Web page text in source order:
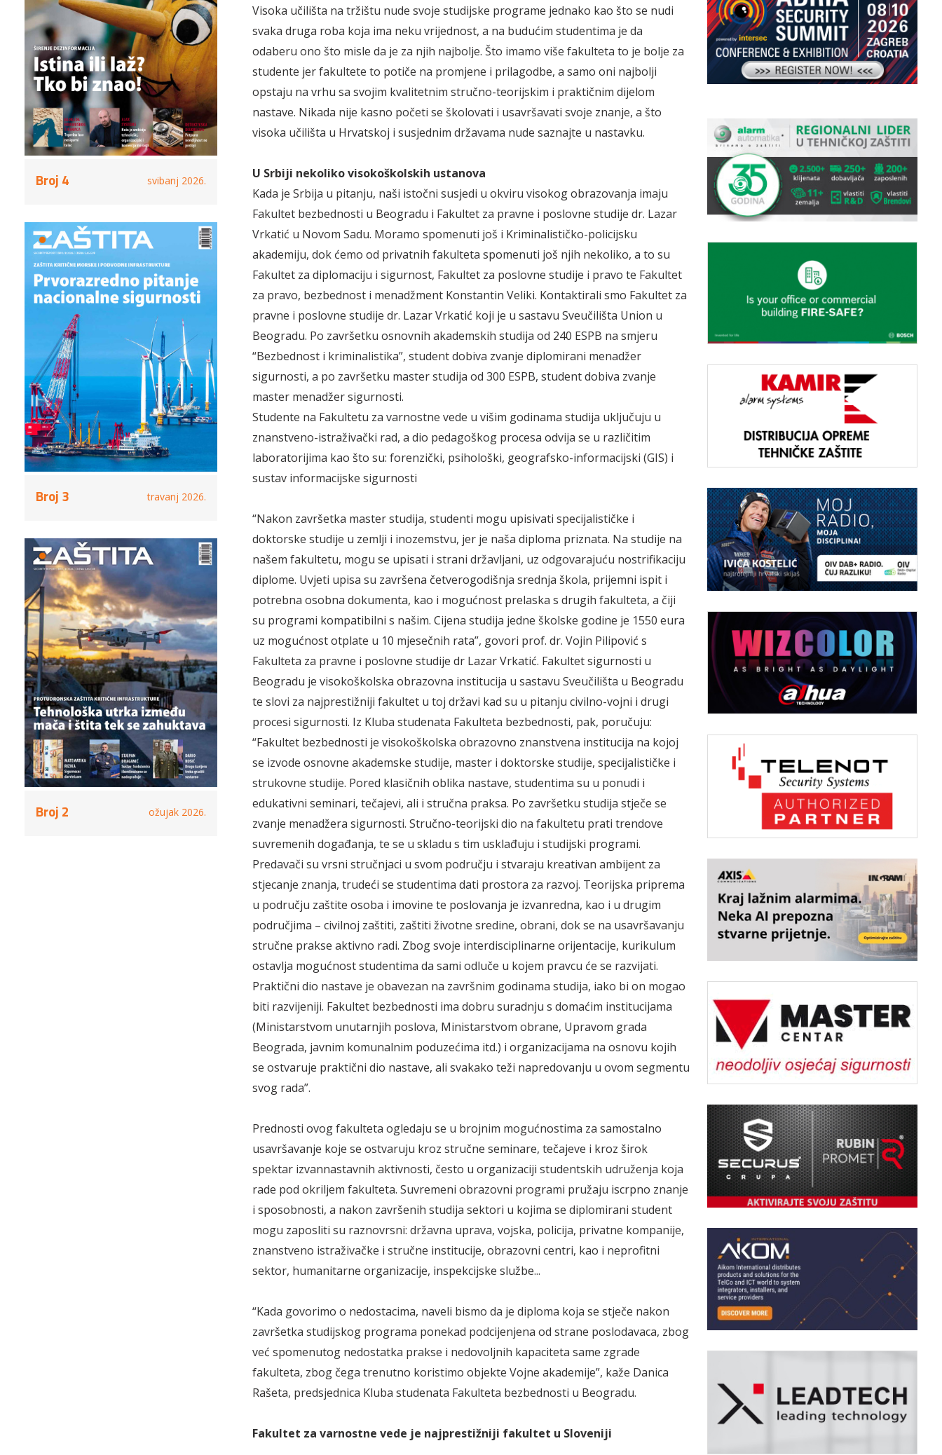
Broj 4 svibanj 2026.
Broj 3 travanj 2026.
Broj 2 ožujak 2026.
Visoka učilišta na tržištu nude svoje studijske programe jednako kao što se nudi
svaka druga roba koja ima neku vrijednost, a na budućim studentima je da
odaberu ono što misle da je za njih najbolje. Što imamo više fakulteta to je bolje za
studente jer fakultete to potiče na promjene i prilagodbe, a samo oni najbolji
opstaju na vrhu sa svojim kvalitetnim stručno-teorijskim i praktičnim dijelom
nastave. Nikada nije kasno početi se školovati i usavršavati svoje znanje, a što
visoka učilišta u Hrvatskoj i susjednim državama nude saznajte u nastavku.
U Srbiji nekolikovisokoškolskih ustanova
Kada je Srbija u pitanju, naši istočni susjedi u okviru visokog obrazovanja imaju
Fakultet bezbednosti u Beogradu i Fakultet za pravne i poslovne studije dr. Lazar
Vrkatić u Novom Sadu. Moramo spomenuti još i Kriminalističko-policijsku
akademiju, dok ćemo od privatnih fakulteta spomenuti još njih nekoliko, a to su
Fakultet za diplomaciju i sigurnost, Fakultet za poslovne studije i pravo te Fakultet
za pravo, bezbednost i menadžment Konstantin Veliki. Kontaktirali smo Fakultet za
pravne i poslovne studije dr. Lazar Vrkatić koji je u sastavu Sveučilišta Union u
Beogradu. Po završetku osnovnih akademskih studija od 240 ESPB na smjeru
“Bezbednost i kriminalistika”, student dobiva zvanje diplomirani menadžer
sigurnosti, a po završetku master studija od 300 ESPB, student dobiva zvanje
master menadžer sigurnosti.
Studente na Fakultetu za varnostne vede u višim godinama studija uključuju u
znanstveno-istraživački rad, a dio pedagoškog procesa odvija se u različitim
laboratorijima kao što su: forenzički, psihološki, geografsko-informacijski (GIS) i
sustav informacijske sigurnosti
“Nakon završetka master studija, studenti mogu upisivati specijalističke i
doktorske studije u zemlji i inozemstvu, jer je naša diploma priznata. Na studije na
našem fakultetu, mogu se upisati i strani državljani, uz odgovarajuću nostrifikaciju
diplome. Uvjeti upisa su završena četverogodišnja srednja škola, prijemni ispit i
potrebna osobna dokumenta, kao i mogućnost prelaska s drugih fakulteta, a čiji
su programi kompatibilni s našim. Cijena studija jedne školske godine je 1550 eura
uz mogućnost otplate u 10 mjesečnih rata”, govori prof. dr. Vojin Pilipović s
Fakulteta za pravne i poslovne studije dr Lazar Vrkatić. Fakultet sigurnosti u
Beogradu je visokoškolska obrazovna institucija u sastavu Sveučilišta u Beogradu
te slovi za najprestižniji fakultet u toj državi kad su u pitanju civilno-vojni i drugi
procesi sigurnosti. Iz Kluba studenata Fakulteta bezbednosti, pak, poručuju:
“Fakultet bezbednosti je visokoškolska obrazovno znanstvena institucija na kojoj
se izvode osnovne akademske studije, master i doktorske studije, specijalističke i
strukovne studije. Pored klasičnih oblika nastave, studentima su u ponudi i
edukativni seminari, tečajevi, ali i stručna praksa. Po završetku studija stječe se
zvanje menadžera sigurnosti. Stručno-teorijski dio na fakultetu prati trendove
suvremenih događanja, te se u skladu s tim usklađuju i studijski programi.
Predavači su vrsni stručnjaci u svom području i stvaraju kreativan ambijent za
stjecanje znanja, trudeći se studentima dati prostora za razvoj. Teorijska priprema
u području zaštite osoba i imovine te poslovanja je izvanredna, kao i u drugim
područjima – civilnoj zaštiti, zaštiti životne sredine, obrani, dok se na usavršavanju
stručne prakse aktivno radi. Zbog svoje interdisciplinarne orijentacije, kurikulum
ostavlja mogućnost studentima da sami odluče u kojem pravcu će se razvijati.
Praktični dio nastave je obavezan na završnim godinama studija, iako bi on mogao
biti razvijeniji. Fakultet bezbednosti ima dobru suradnju s domaćim institucijama
(Ministarstvom unutarnjih poslova, Ministarstvom obrane, Upravom grada
Beograda, javnim komunalnim poduzećima itd.) i organizacijama na osnovu kojih
se ostvaruje praktični dio nastave, ali svakako teži napredovanju u ovom segmentu
svog rada”.
Prednosti ovog fakulteta ogledaju se u brojnim mogućnostima za samostalno
usavršavanje koje se ostvaruju kroz stručne seminare, tečajeve i kroz širok
spektar izvannastavnih aktivnosti, često u organizaciji studentskih udruženja koja
rade pod okriljem fakulteta. Suvremeni obrazovni programi pružaju iscrpno znanje
i sposobnosti, a nakon završenih studija sektori u kojima se diplomirani student
mogu zaposliti su raznovrsni: državna uprava, vojska, policija, privatne kompanije,
znanstveno istraživačke i stručne institucije, obrazovni centri, kao i neprofitni
sektor, humanitarne organizacije, inspekcijske službe...
“Kada govorimo o nedostacima, naveli bismo da je diploma koja se stječe nakon
završetka studijskog programa ponekad podcijenjena od strane poslodavaca, zbog
već spomenutog nedostatka prakse i nedovoljnih kapaciteta same zgrade
fakulteta, zbog čega trenutno koristimo objekte Vojne akademije”, kaže Danica
Rašeta, predsjednica Kluba studenata Fakulteta bezbednosti u Beogradu.
Fakultet za varnostne vede je najprestižniji fakultet u Sloveniji